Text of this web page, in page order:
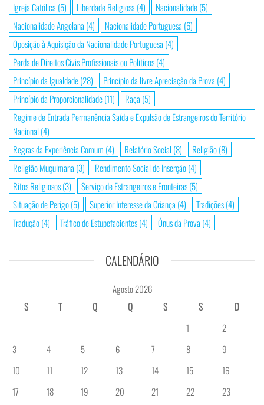
Igreja Católica (5) Liberdade Religiosa (4) Nacionalidade(5)
Nacionalidade Angolana (4) Nacionalidade Portuguesa (6)
Oposição à Aquisição da Nacionalidade Portuguesa (4)
Perda de Direitos Civis Profissionais ou Políticos(4)
Princípio da Igualdade(28) Princípio da livre Apreciação da Prova (4)
Princípio da Proporcionalidade(11) Raça (5)
Regime de Entrada Permanência Saída e Expulsão de Estrangeiros do Território
Nacional (4)
Regras da Experiência Comum (4) Relatório Social (8) Religião(8)
Religião Muçulmana (3) Rendimento Social de Inserção(4)
Ritos Religiosos(3) Serviço de Estrangeiros e Fronteiras(5)
Situação de Perigo(5) Superior Interesse da Criança (4) Tradições(4)
Tradução(4) Tráfico de Estupefacientes(4) Ónus da Prova (4)
CALENDÁRIO
Agosto 2026
S
T Q Q S S
D
1
2
3
4 5 6 7 8
9
10
11 12 13 14 15
16
17
18 19 20 21 22
23